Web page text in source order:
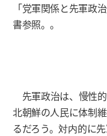
「党軍関係と先軍政
書参照。。
先軍政治は、慢性
北朝鮮の人民に体制
るだろう。対内的に